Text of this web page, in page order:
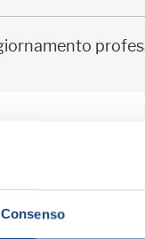
Consenso
di
PIETRO